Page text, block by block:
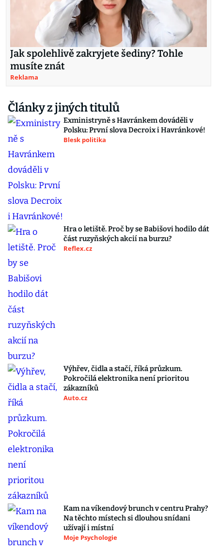
Jak spolehlivě zakryjete šediny? Tohle
musíte znát
Reklama
Články z jiných titulů
Exministryně s Havránkem dováděli v
Polsku: První slova Decroix i Havránkové!
Blesk politika
Hra o letiště. Proč by se Babišovi hodilo dát
část ruzyňských akcií na burzu?
Reflex.cz
Výhřev, čidla a stačí, říká průzkum.
Pokročilá elektronika není prioritou
zákazníků
Auto.cz
Kam na víkendový brunch v centru Prahy?
Na těchto místech si dlouhou snídani
užívají i místní
Moje Psychologie